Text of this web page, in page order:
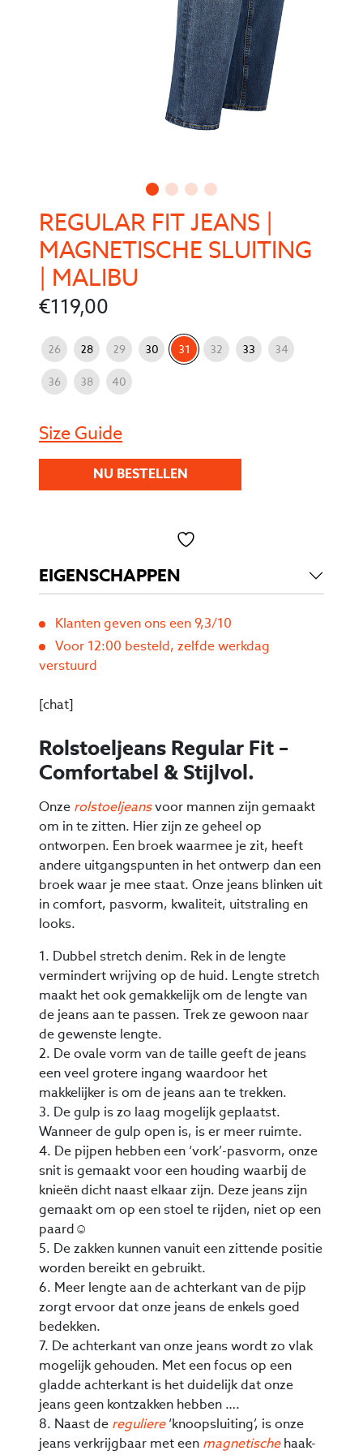
REGULAR FIT JEANS |
MAGNETISCHE SLUITING
| MALIBU
€119,00
Jeans maat : 31
26 28 29 30 31 32 33 34
36 38 40
Size Guide
NU BESTELLEN
EIGENSCHAPPEN
Klanten geven ons een 9,3/10
Voor 12:00 besteld, zelfde werkdag
verstuurd
[chat]
Rolstoeljeans Regular Fit –
Comfortabel & Stijlvol.
Onze rolstoeljeansvoor mannen zijn gemaakt
om in te zitten. Hier zijn ze geheel op
ontworpen. Een broek waarmee je zit, heeft
andere uitgangspunten in het ontwerp dan een
broek waar je mee staat. Onze jeans blinken uit
in comfort, pasvorm, kwaliteit, uitstraling en
looks.
1. Dubbel stretch denim. Rek in de lengte
vermindert wrijving op de huid. Lengte stretch
maakt het ook gemakkelijk om de lengte van
de jeans aan te passen. Trek ze gewoon naar
de gewenste lengte.
2. De ovale vorm van de taille geeft de jeans
een veel grotere ingang waardoor het
makkelijker is om de jeans aan te trekken.
3. De gulp is zo laag mogelijk geplaatst.
Wanneer de gulp open is, is er meer ruimte.
4. De pijpen hebben een ‘vork’-pasvorm, onze
snit is gemaakt voor een houding waarbij de
knieën dicht naast elkaar zijn. Deze jeans zijn
gemaakt om op een stoel te rijden, niet op een
paard☺
5. De zakken kunnen vanuit een zittende positie
worden bereikt en gebruikt.
6. Meer lengte aan de achterkant van de pijp
zorgt ervoor dat onze jeans de enkels goed
bedekken.
7. De achterkant van onze jeans wordt zo vlak
mogelijk gehouden. Met een focus op een
gladde achterkant is het duidelijk dat onze
jeans geen kontzakken hebben ….
8. Naast de reguliere‘knoopsluiting’, is onze
jeans verkrijgbaar met een magnetischehaak-